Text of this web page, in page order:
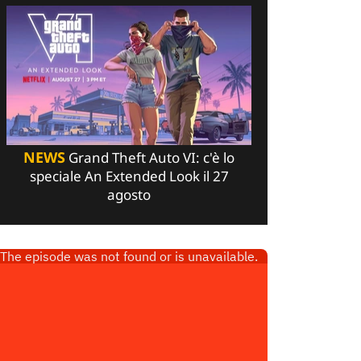
NEWS Grand Theft Auto VI: c'è lo
speciale An Extended Look il 27
agosto